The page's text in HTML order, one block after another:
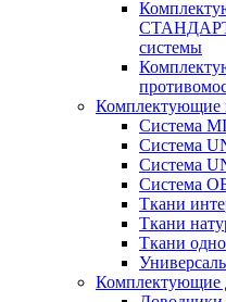
системы
Комплектующие
Система
Система
Система
Система
Ткани
Ткани
Ткани